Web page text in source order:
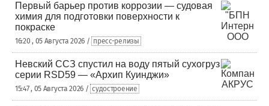
Первый барьер против коррозии — судовая
химия для подготовки поверхности к
покраске
16:20 , 05 Августа 2026 / пресс-релизы
Невский ССЗ спустил на воду пятый сухогруз
серии RSD59 — «Архип Куинджи»
15:47 , 05 Августа 2026 / судостроение